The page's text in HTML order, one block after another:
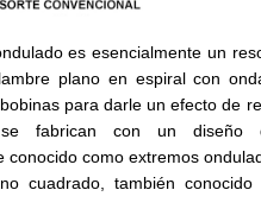
es esencialmente un
plano en espiral con
para darle un efecto de
se fabrican con un diseño
conocido como extremos
cuadrado, también